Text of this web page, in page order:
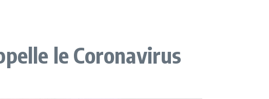
le Coronavirus